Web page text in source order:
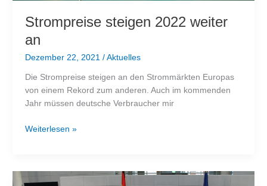
Strompreise steigen 2022 weiter
an
Dezember 22, 2021 / Aktuelles
Die Strompreise steigen an den Strommärkten Europas
von einem Rekord zum anderen. Auch im kommenden
Jahr müssen deutsche Verbraucher mir
Strompreise
an
Weiterlesen »